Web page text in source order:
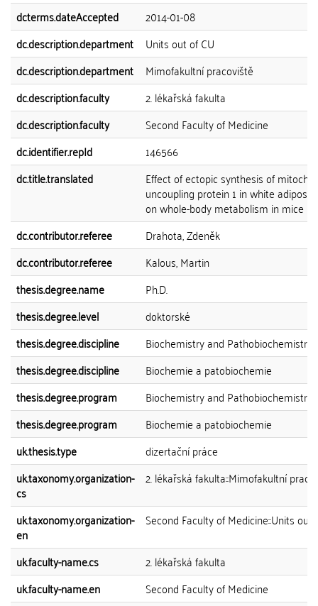
dcterms.dateAccepted
2014-01-08
dc.description.department
Units out of CU
dc.description.department
Mimofakultní pracoviště
dc.description.faculty
2. lékařská fakulta
dc.description.faculty
Second Faculty of Medicine
dc.identifier.repId
146566
dc.title.translated
Effect of ectopic synthesis of
uncoupling protein 1 in white adipose
on whole-body metabolism in mice
dc.contributor.referee
Drahota, Zdeněk
dc.contributor.referee
Kalous, Martin
thesis.degree.name
Ph.D.
thesis.degree.level
doktorské
thesis.degree.discipline
Biochemistry and Pathobiochemistry
thesis.degree.discipline
Biochemie a patobiochemie
thesis.degree.program
Biochemistry and Pathobiochemistry
thesis.degree.program
Biochemie a patobiochemie
uk.thesis.type
dizertační práce
uk.taxonomy.organization-
cs
2. lékařská fakulta::Mimofakultní
uk.taxonomy.organization-
en
Second Faculty of Medicine::Units out
uk.faculty-name.cs
2. lékařská fakulta
uk.faculty-name.en
Second Faculty of Medicine